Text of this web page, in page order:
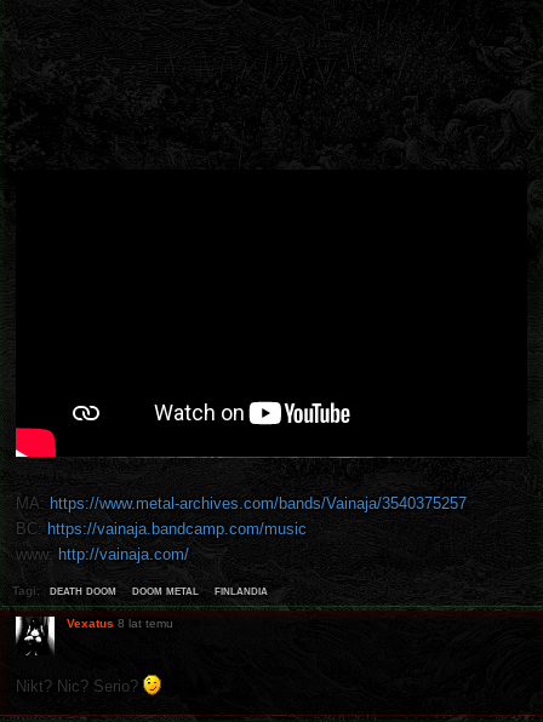
MA: https://www.metal-archives.com/bands/Vainaja/3540375257
BC: https://vainaja.bandcamp.com/music
www: http://vainaja.com/
Tagi: death doom doom metal finlandia
Vexatus 8 lat temu
Nikt? Nic? Serio?